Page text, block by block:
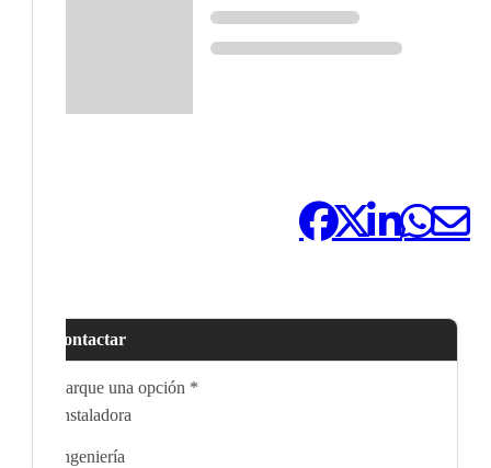
Contactar
Marque una opción *
Instaladora
Ingeniería